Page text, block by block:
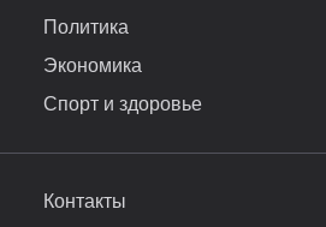
Политика
Экономика
Спорт и здоровье
Контакты